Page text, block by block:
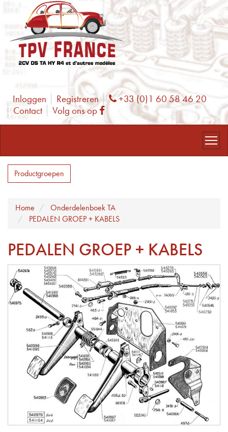
Inloggen Registreren Phone
+33 (0)1 60 58 46 20
Contact
Volg ons op Facebook
Productgroepen
Home
Onderdelenboek TA
PEDALEN GROEP + KABELS
PEDALEN GROEP + KABELS